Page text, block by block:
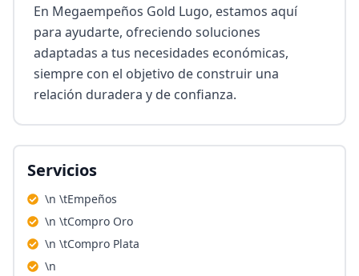
En Megaempeños Gold Lugo, estamos aquí
para ayudarte, ofreciendo soluciones
adaptadas a tus necesidades económicas,
siempre con el objetivo de construir una
relación duradera y de confianza.
Servicios
\n \tEmpeños
\n \tCompro Oro
\n \tCompro Plata
\n